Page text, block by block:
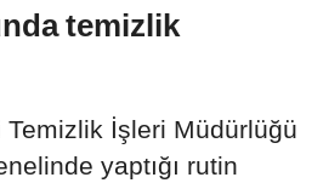
temizlik
İşleri Müdürlüğü
yaptığı rutin